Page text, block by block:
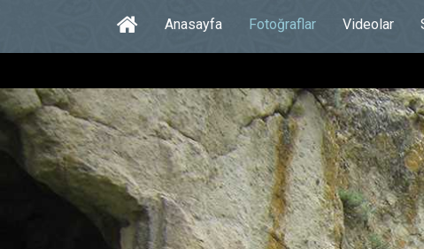
Anasayfa Fotoğraflar Videolar